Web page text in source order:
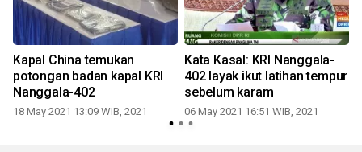
Kapal China temukan
potongan badan kapal KRI
Nanggala-402
18 May 2021 13:09 WIB, 2021
Kata Kasal: KRI Nanggala-
402 layak ikut latihan tempur
sebelum karam
06 May 2021 16:51 WIB, 2021